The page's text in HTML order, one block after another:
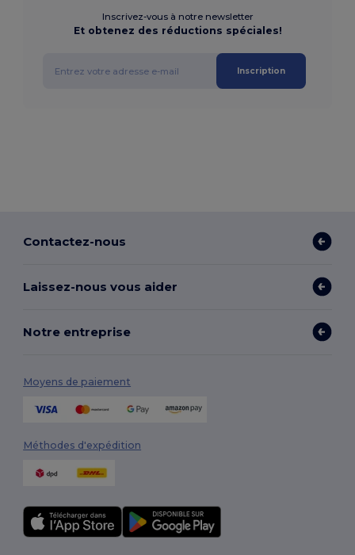
Inscrivez-vous à notre newsletter
Et obtenez des réductions spéciales!
Inscription
Contactez-nous
Laissez-nous vous aider
Notre entreprise
Moyens de paiement
Méthodes d'expédition